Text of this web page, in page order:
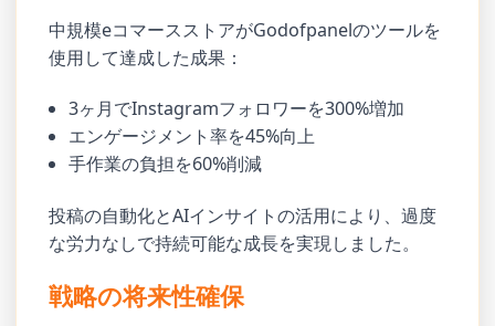
中規模eコマースストアがGodofpanelのツールを
使用して達成した成果：
3ヶ月でInstagramフォロワーを300%増加
エンゲージメント率を45%向上
手作業の負担を60%削減
投稿の自動化とAIインサイトの活用により、過度
な労力なしで持続可能な成長を実現しました。
戦略の将来性確保